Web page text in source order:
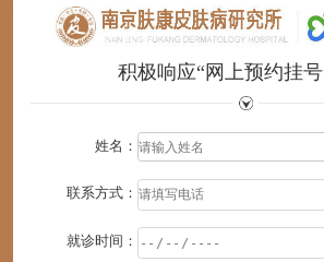
积极响应“网上预约挂
姓名：
联系方式：
就诊时间：